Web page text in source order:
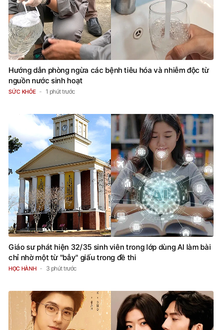
Hướng dẫn phòng ngừa các bệnh tiêu hóa và nhiễm độc từ
nguồn nước sinh hoạt
SỨC KHỎE 1 phút trước
Giáo sư phát hiện 32/35 sinh viên trong lớp dùng AI làm bài
chỉ nhờ một từ "bẫy" giấu trong đề thi
HỌC HÀNH 3 phút trước